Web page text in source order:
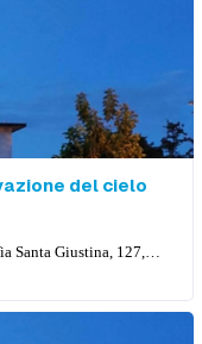
del cielo
127, 36057 Arcugnano